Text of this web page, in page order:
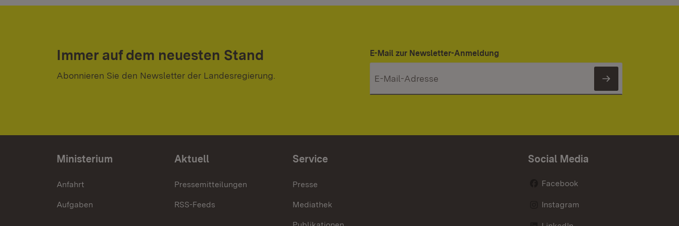
Immer auf dem neuesten Stand
Abonnieren Sie den Newsletter der Landesregierung.
E-Mail zur Newsletter-Anmeldung
Newsletter
Ministerium
Anfahrt
Aufgaben
Aktuell
Pressemitteilungen
RSS-Feeds
Service
Presse
Mediathek
Social Media
Facebook
Instagram